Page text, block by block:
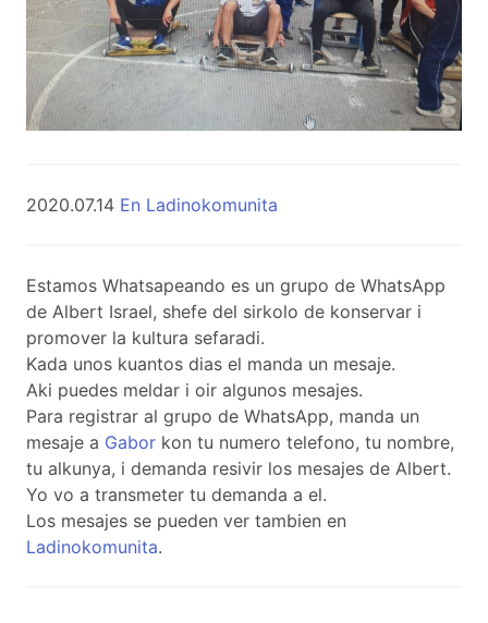
2020.07.14 En Ladinokomunita
Estamos Whatsapeando es un grupo de WhatsApp
de Albert Israel, shefe del sirkolo de konservar i
promover la kultura sefaradi.
Kada unos kuantos dias el manda un mesaje.
Aki puedes meldar i oir algunos mesajes.
Para registrar al grupo de WhatsApp, manda un
mesaje a Gabor kon tu numero telefono, tu nombre,
tu alkunya, i demanda resivir los mesajes de Albert.
Yo vo a transmeter tu demanda a el.
Los mesajes se pueden ver tambien en
Ladinokomunita.